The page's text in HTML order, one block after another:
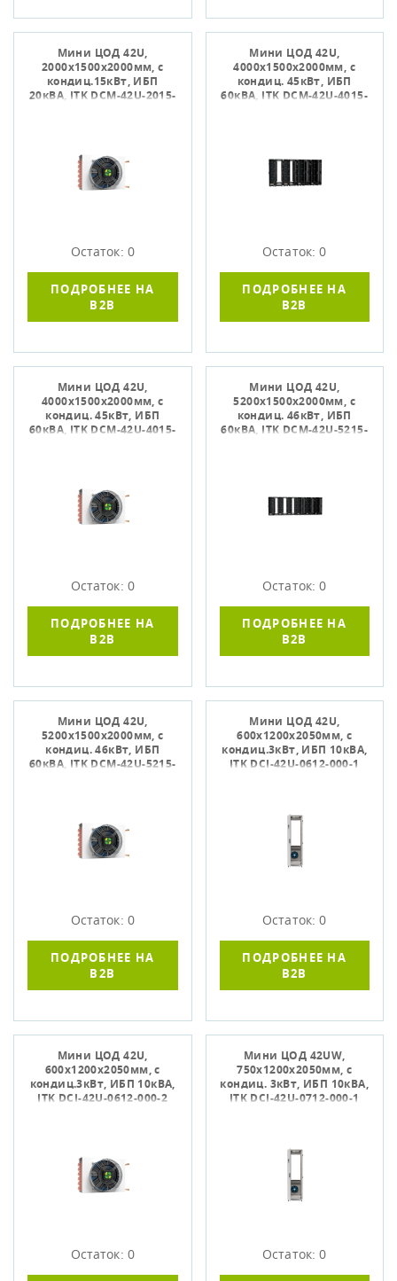
Мини ЦОД 42U,
2000х1500х2000мм, с
кондиц.15кВт, ИБП
20кВА, ITK DCM-42U-2015-
Остаток: 0
ПОДРОБНЕЕ НА
B2B
Мини ЦОД 42U,
4000х1500х2000мм, с
кондиц. 45кВт, ИБП
60кВА, ITK DCM-42U-4015-
Остаток: 0
ПОДРОБНЕЕ НА
B2B
Мини ЦОД 42U,
4000х1500х2000мм, с
кондиц. 45кВт, ИБП
60кВА, ITK DCM-42U-4015-
Остаток: 0
ПОДРОБНЕЕ НА
B2B
Мини ЦОД 42U,
5200х1500х2000мм, с
кондиц. 46кВт, ИБП
60кВА, ITK DCM-42U-5215-
Остаток: 0
ПОДРОБНЕЕ НА
B2B
Мини ЦОД 42U,
5200х1500х2000мм, с
кондиц. 46кВт, ИБП
60кВА, ITK DCM-42U-5215-
Остаток: 0
ПОДРОБНЕЕ НА
B2B
Мини ЦОД 42U,
600х1200х2050мм, с
кондиц.3кВт, ИБП 10кВА,
ITK DCI-42U-0612-000-1
Остаток: 0
ПОДРОБНЕЕ НА
B2B
Мини ЦОД 42U,
600х1200х2050мм, с
кондиц.3кВт, ИБП 10кВА,
ITK DCI-42U-0612-000-2
Остаток: 0
Мини ЦОД 42UW,
750х1200х2050мм, с
кондиц. 3кВт, ИБП 10кВА,
ITK DCI-42U-0712-000-1
Остаток: 0